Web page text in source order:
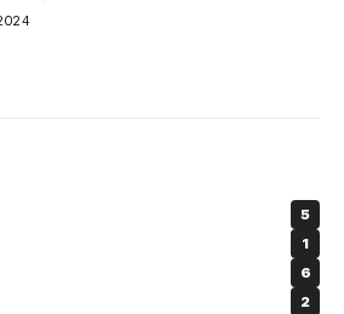
i børnehøjde * Nr. Bjert
repræsenteres på stor
5
1
6
2